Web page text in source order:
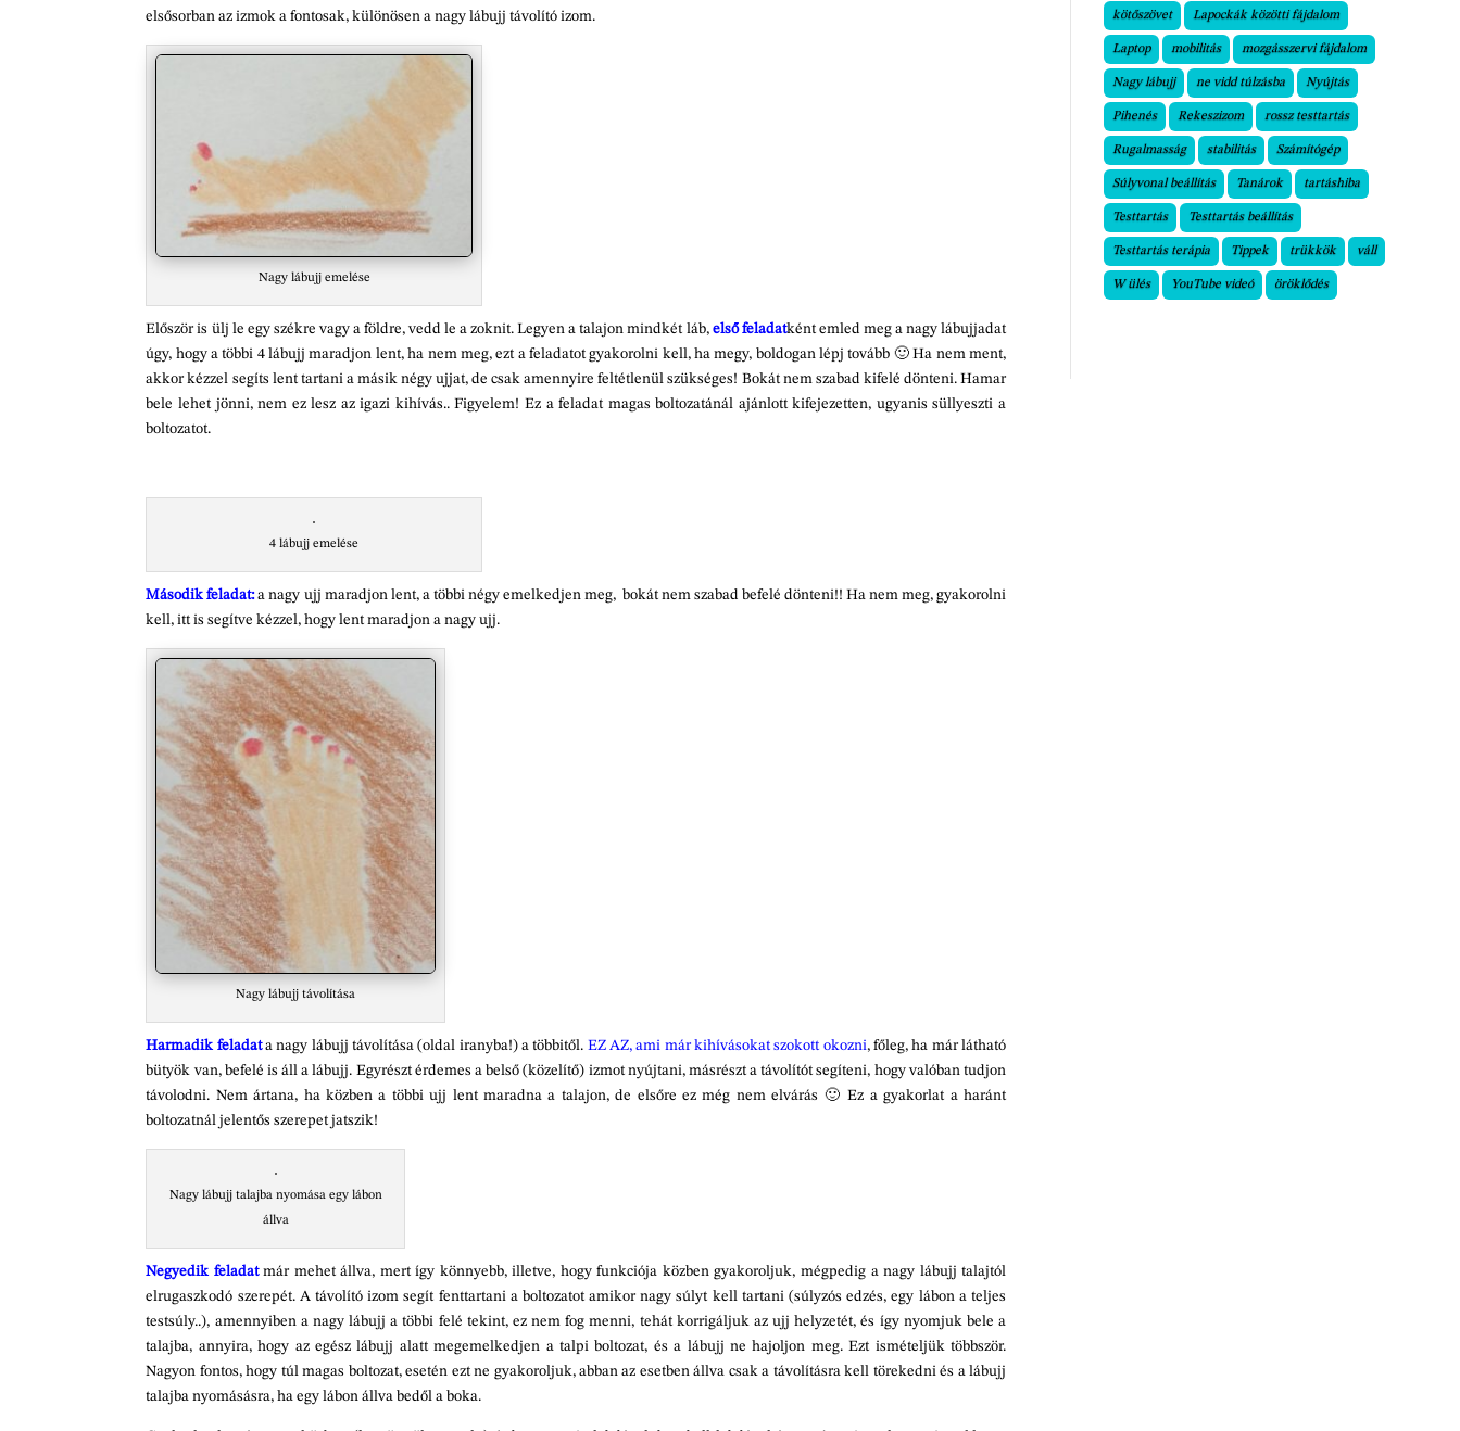
elsősorban az izmok a fontosak, különösen a nagy lábujj távolító izom.
Nagy lábujj emelése
Először is ülj le egy székre vagy a földre, vedd le a zoknit. Legyen a talajon mindkét láb, első feladatként emled meg a nagy lábujjadat
úgy, hogy a többi 4 lábujj maradjon lent, ha nem meg, ezt a feladatot gyakorolni kell, ha megy, boldogan lépj tovább 🙂 Ha nem ment,
akkor kézzel segíts lent tartani a másik négy ujjat, de csak amennyire feltétlenül szükséges! Bokát nem szabad kifelé dönteni. Hamar
bele lehet jönni, nem ez lesz az igazi kihívás.. Figyelem! Ez a feladat magas boltozatánál ajánlott kifejezetten, ugyanis süllyeszti a
boltozatot.
4 lábujj emelése
Második feladat:a nagy ujj maradjon lent, a többi négy emelkedjen meg, bokát nem szabad befelé dönteni!! Ha nem meg, gyakorolni
kell, itt is segítve kézzel, hogy lent maradjon a nagy ujj.
Nagy lábujj távolítása
Harmadik feladata nagy lábujj távolítása (oldal iranyba!) a többitől. EZ AZ, ami már kihívásokat szokott okozni, főleg, ha már látható
bütyök van, befelé is áll a lábujj. Egyrészt érdemes a belső (közelítő) izmot nyújtani, másrészt a távolítót segíteni, hogy valóban tudjon
távolodni. Nem ártana, ha közben a többi ujj lent maradna a talajon, de elsőre ez még nem elvárás 🙂 Ez a gyakorlat a haránt
boltozatnál jelentős szerepet jatszik!
Nagy lábujj talajba nyomása egy lábon
állva
Negyedik feladat már mehet állva, mert így könnyebb, illetve, hogy funkciója közben gyakoroljuk, mégpedig a nagy lábujj talajtól
elrugaszkodó szerepét. A távolító izom segít fenttartani a boltozatot amikor nagy súlyt kell tartani (súlyzós edzés, egy lábon a teljes
testsúly..), amennyiben a nagy lábujj a többi felé tekint, ez nem fog menni, tehát korrigáljuk az ujj helyzetét, és így nyomjuk bele a
talajba, annyira, hogy az egész lábujj alatt megemelkedjen a talpi boltozat, és a lábujj ne hajoljon meg. Ezt ismételjük többször.
Nagyon fontos, hogy túl magas boltozat, esetén ezt ne gyakoroljuk, abban az esetben állva csak a távolításra kell törekedni és a lábujj
talajba nyomásásra, ha egy lábon állva bedől a boka.
kötőszövet Lapockák közötti fájdalom
Laptop mobilitás mozgásszervi fájdalom
Nagy lábujj ne vidd túlzásba Nyújtás
Pihenés Rekeszizom rossz testtartás
Rugalmasság stabilitás Számítógép
Súlyvonal beállítás Tanárok tartáshiba
Testtartás Testtartás beállítás
Testtartás terápia Tippek trükkök váll
W ülés YouTube videó öröklődés